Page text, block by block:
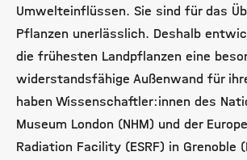
Umwelteinflüssen. Sie sind für das
Pflanzen unerlässlich. Deshalb
die frühesten Landpflanzen eine
widerstandsfähige Außenwand für
haben Wissenschaftler:innen des
Museum London (NHM) und der
Radiation Facility (ESRF) in Grenoble